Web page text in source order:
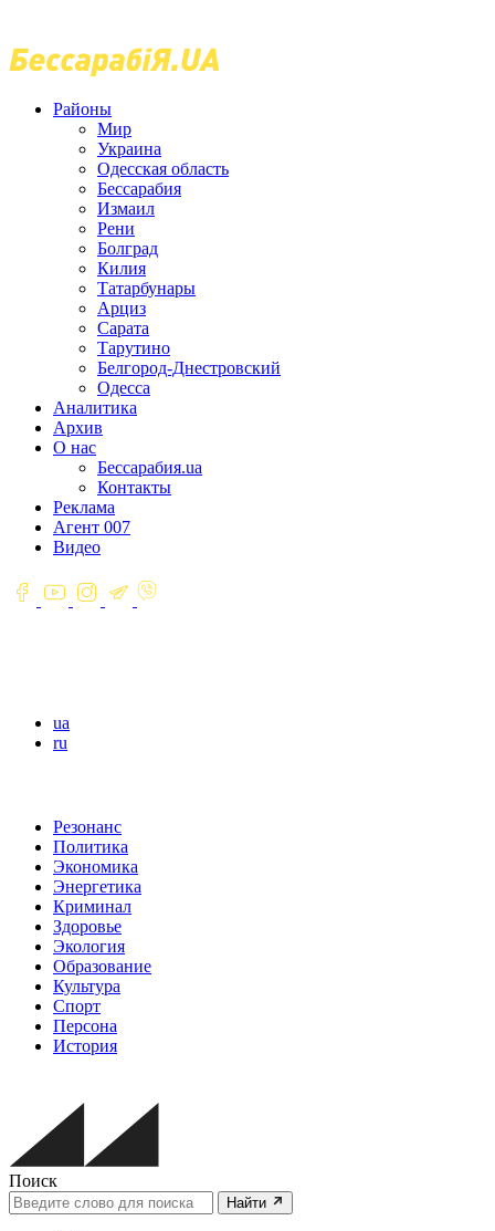
Районы
Мир
Украина
Одесская область
Бессарабия
Измаил
Рени
Болград
Килия
Татарбунары
Арциз
Сарата
Тарутино
Белгород-Днестровский
Одесса
Аналитика
Архив
О нас
Бессарабия.ua
Контакты
Реклама
Агент 007
Видео
ua
ru
Резонанс
Политика
Экономика
Энергетика
Криминал
Здоровье
Экология
Образование
Культура
Спорт
Персона
История
Поиск
Найти